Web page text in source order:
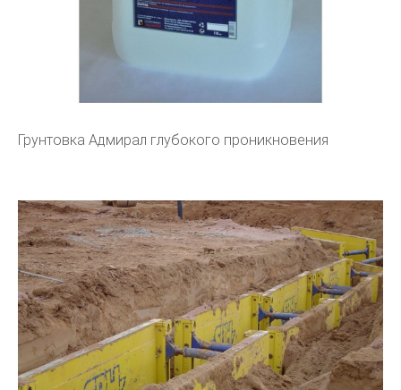
Грунтовка Адмирал глубокого проникновения